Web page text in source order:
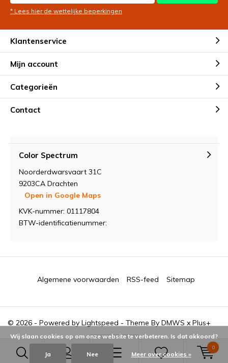
0
* Lees hier de wettelijke beperkingen
Klantenservice
Mijn account
Categorieën
Contact
Color Spectrum
Noorderdwarsvaart 31C
9203CA Drachten
Open in Google Maps
KVK-nummer: 01117804
BTW-identificatienummer:
© 2026 - Powered by Lightspeed - Theme By DMWS x Plus+
Algemene voorwaarden RSS-feed Sitemap
Wij slaan cookies op om onze website te verbeteren. Is dat akkoord?
Ja Nee Meer over cookies »